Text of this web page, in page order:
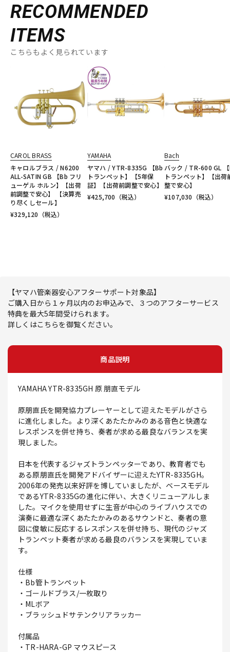
RECOMMENDED
ITEMS
こちらもよく見られています
CAROL BRASS
キャロルブラス / N6200
ALL-SATIN GB 【Bb フリ
ューゲル ホルン】【出荷
前調整で安心】 【決算売
り尽くしセール】
¥329,120 （税込）
YAMAHA
ヤマハ / YTR-8335G 【Bb
トランペット】【5年保
証】【出荷前調整で安心】
¥425,700 （税込）
Bach
バック / TR-600 GL
トランペット】【出荷
整で安心】
¥107,030 （税込）
【ヤマハ管楽器安心アフターサポート対象品】
ご購入日から１ヶ月以内のお申込みで、３つのアフターサービス
特典を最大5年間受けられます。
詳しくはこちらを御覧ください。
商品説明
YAMAHA YTR-8335GH 原 朋直モデル
原朋直氏を開発協力プレーヤーとして迎えたモデルがさら
に進化しました。より深くあたたかみのある音色と快適な
レスポンスを併せ持ち、奏者が求める最良なバランスを実
現しました。
日本を代表するジャズトランペッターであり、教育者でも
ある原朋直氏を開発アドバイザーに迎えたYTR-8335GH。
2006年の発売以来好評を博していましたが、ベースモデル
であるYTR-8335Gの進化に伴い、大きくリニューアルしま
した。マイクを使用せずに生音が中心のライブハウスでの
演奏に最適な深くあたたかみのあるサウンドと、奏者の意
図に俊敏に反応するレスポンスを併せ持ち、現代のジャズ
トランペット奏者が求める最良のバランスを実現していま
す。
仕様
・Bb管トランペット
・ゴールドブラス/一枚取り
・MLボア
・ブラッシュドサテンクリアラッカー
付属品
・TR-HARA-GP マウスピース